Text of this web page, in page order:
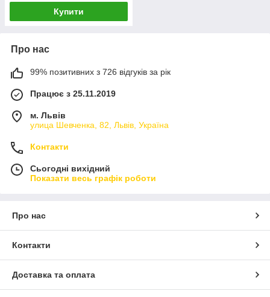
Купити
Про нас
99% позитивних з 726 відгуків за рік
Працює з 25.11.2019
м. Львів
улица Шевченка, 82, Львів, Україна
Контакти
Сьогодні вихідний
Показати весь графік роботи
Про нас
Контакти
Доставка та оплата